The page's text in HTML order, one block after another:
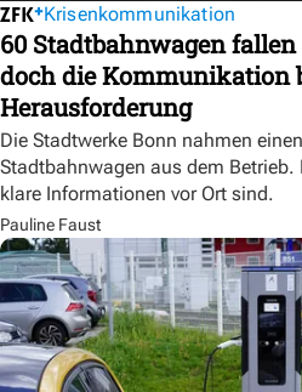
Krisenkommunikation
60 Stadtbahnwagen fallen
doch die Kommunikation
Herausforderung
Die Stadtwerke Bonn nahmen
Stadtbahnwagen aus dem
klare Informationen vor Ort sind.
Pauline Faust